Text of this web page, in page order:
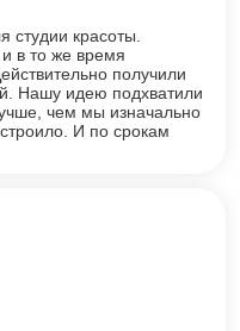
студии красоты.
в то же время
получили
Нашу идею подхватили
чем мы изначально
И по срокам